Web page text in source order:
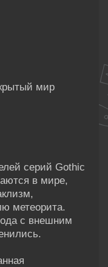
мир
серий Gothic
в мире,
метеорита.
с внешним